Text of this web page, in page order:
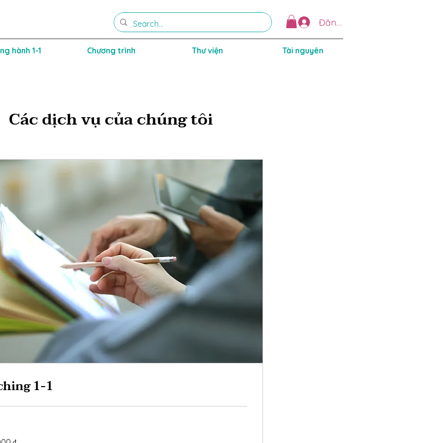
Đăng nhập
hành 1-1 Chương trình Thư viện Tài nguyên
Các dịch vụ của chúng tôi
1-1